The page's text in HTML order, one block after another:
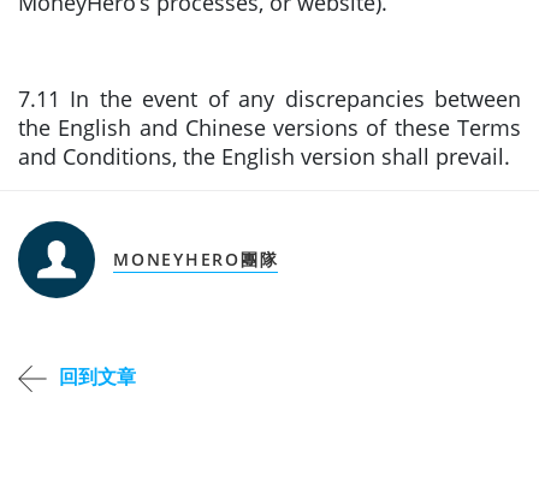
7.11 In the event of any discrepancies between
the English and Chinese versions of these Terms
and Conditions, the English version shall prevail.
MONEYHERO團隊
回到文章